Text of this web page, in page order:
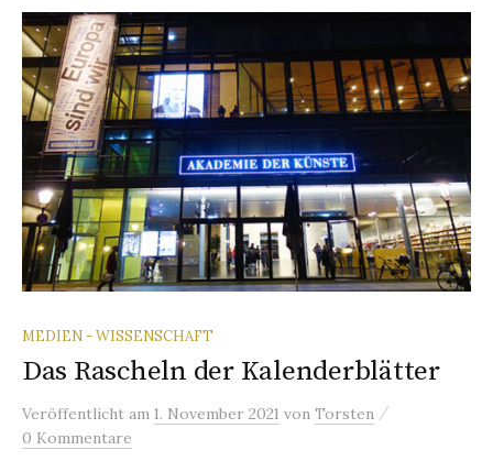
MEDIEN - WISSENSCHAFT
Das Rascheln der Kalenderblätter
Veröffentlicht am 1. November 2021 von Torsten /
0 Kommentare